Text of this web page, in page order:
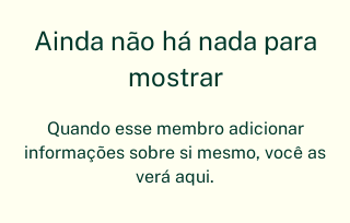
Ainda não há nada para
mostrar
Quando esse membro adicionar
informações sobre si mesmo, você as
verá aqui.